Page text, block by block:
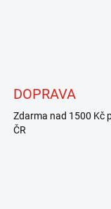
DOPRAVA
Zdarma nad 1500 Kč
ČR